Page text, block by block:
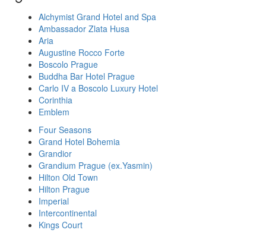
Alchymist Grand Hotel and Spa
Ambassador Zlata Husa
Aria
Augustine Rocco Forte
Boscolo Prague
Buddha Bar Hotel Prague
Carlo IV a Boscolo Luxury Hotel
Corinthia
Emblem
Four Seasons
Grand Hotel Bohemia
Grandior
Grandium Prague (ex.Yasmin)
Hilton Old Town
Hilton Prague
Imperial
Intercontinental
Kings Court